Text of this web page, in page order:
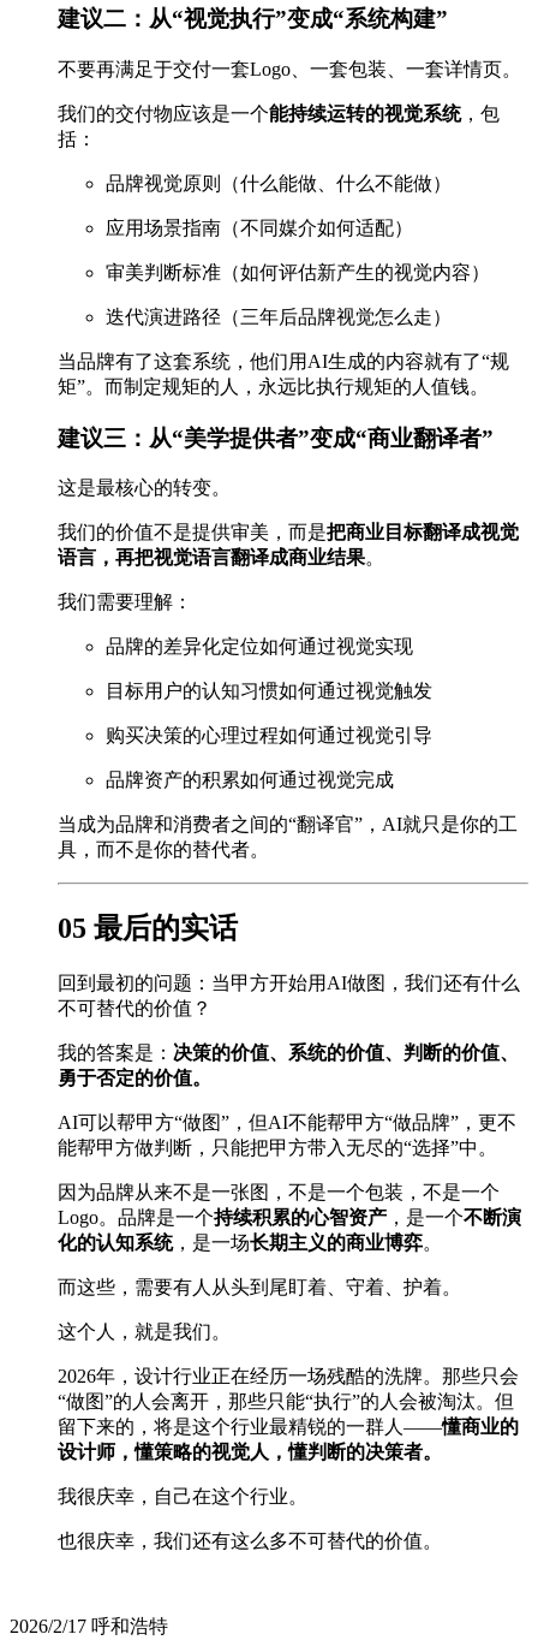
建议二：从“视觉执行”变成“系统构建”
不要再满足于交付一套Logo、一套包装、一套详情页。
我们的交付物应该是一个能持续运转的视觉系统，包
括：
品牌视觉原则（什么能做、什么不能做）
应用场景指南（不同媒介如何适配）
审美判断标准（如何评估新产生的视觉内容）
迭代演进路径（三年后品牌视觉怎么走）
当品牌有了这套系统，他们用AI生成的内容就有了“规
矩”。而制定规矩的人，永远比执行规矩的人值钱。
建议三：从“美学提供者”变成“商业翻译者”
这是最核心的转变。
我们的价值不是提供审美，而是把商业目标翻译成视觉
语言，再把视觉语言翻译成商业结果。
我们需要理解：
品牌的差异化定位如何通过视觉实现
目标用户的认知习惯如何通过视觉触发
购买决策的心理过程如何通过视觉引导
品牌资产的积累如何通过视觉完成
当成为品牌和消费者之间的“翻译官”，AI就只是你的工
具，而不是你的替代者。
05 最后的实话
回到最初的问题：当甲方开始用AI做图，我们还有什么
不可替代的价值？
我的答案是： 决策的价值、系统的价值、判断的价值、
勇于否定的价值。
AI可以帮甲方“做图”，但AI不能帮甲方“做品牌”，更不
能帮甲方做判断，只能把甲方带入无尽的“选择”中。
因为品牌从来不是一张图，不是一个包装，不是一个
Logo。品牌是一个持续积累的心智资产 ，是一个不断演
化的认知系统，是一场长期主义的商业博弈。
而这些，需要有人从头到尾盯着、守着、护着。
这个人，就是我们。
2026年，设计行业正在经历一场残酷的洗牌。那些只会
“做图”的人会离开，那些只能“执行”的人会被淘汰。但
留下来的，将是这个行业最精锐的一群人——懂商业的
设计师，懂策略的视觉人，懂判断的决策者。
我很庆幸，自己在这个行业。
也很庆幸，我们还有这么多不可替代的价值。
2026/2/17 呼和浩特